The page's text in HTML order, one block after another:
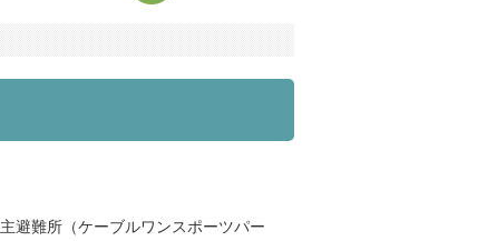
避難所（ケーブルワンスポーツパー